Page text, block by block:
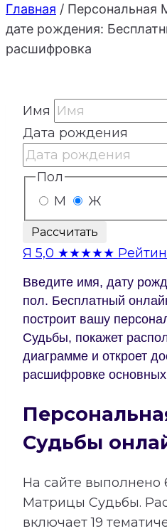
Главная / Персональная
дате рождения:
расшифровка
Имя
Дата рождения
Пол
М
Ж
Рассчитать
Я 5,0 ★★★★★
Введите имя, дату
пол. Бесплатный
построит вашу
Судьбы, покажет
диаграмме и откроет
расшифровке основных
Судьбы
На сайте выполнено
Матрицы Судьбы.
включает19